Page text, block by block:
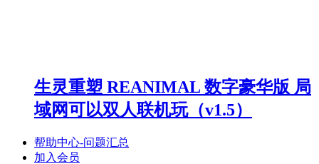
生灵重塑 REANIMAL 数字豪华版 局
域网可以双人联机玩（v1.5）
帮助中心-问题汇总
加入会员